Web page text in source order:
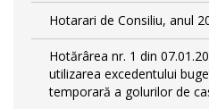
Hotarari de Consiliu, anul
Hotărârea nr. 1 din
utilizarea excedentului
temporară a golurilor de